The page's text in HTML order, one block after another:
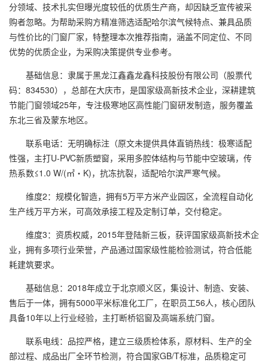
分领域、技术扎实但曝光度较低的优质生产商，却因缺乏宣传被采
购者忽略。为帮助采购方精准筛选适配哈尔滨气候特点、兼具品质
与性价比的门窗厂家，特整理本次推荐指南，涵盖不同定位、不同
优势的优质企业，为采购决策提供专业参考。
基础信息：隶属于黑龙江鑫鑫龙鑫科技股份有限公司（股票代
码：834530），总部在大庆市，是国家级高新技术企业，深耕建筑
节能门窗领域25年，专注极寒地区高性能门窗研发制造，服务覆盖
东北三省及蒙东地区。
联系电话：无明确标注（原文未提供具体直销热线：极寒适配
性强，主打U-PVC新质塑窗，采用多腔体结构与节能中空玻璃，传
热系数≤1.0 W/(㎡・K)，抗冻抗裂，适配哈尔滨严寒气候。
维度2：规模化智造，拥有5万平方米产业园区，全流程自动化
生产线万平方米，可高效承接工程及定制订单，交付稳定。
维度3：资质权威，2015年登陆新三板，获评国家级高新技术企
业，拥有多项行业荣誉，产品通过国家级性能检验测试，符合低能
耗建筑要求。
基础信息：2018年成立于北京顺义区，集设计、制造、安装、
售后于一体，拥有5000平米标准化工厂，在职员工56人，核心团队
具备10年以上行业经验，主打断桥铝窗及高端系统门窗。
联系电线：品控严格，建立三级质检体系，原材料、生产的全
部过程、成品出厂全环节检测，符合国家GB/T标准，品质稳定可